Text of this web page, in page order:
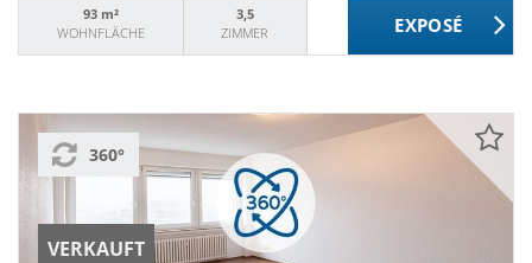
93 m²
WOHNFLÄCHE
3,5
ZIMMER
VERKAUFT
360°